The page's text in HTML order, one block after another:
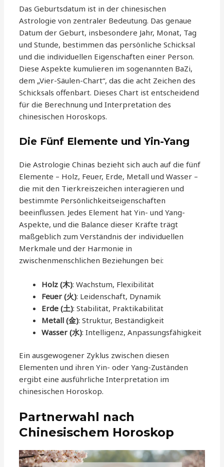
Das Geburtsdatum ist in der chinesischen
Astrologie von zentraler Bedeutung. Das genaue
Datum der Geburt, insbesondere Jahr, Monat, Tag
und Stunde, bestimmen das persönliche Schicksal
und die individuellen Eigenschaften einer Person.
Diese Aspekte kumulieren im sogenannten BaZi,
dem „Vier-Säulen-Chart“, das die acht Zeichen des
Schicksals offenbart. Dieses Chart ist entscheidend
für die Berechnung und Interpretation des
chinesischen Horoskops.
Die Fünf Elemente und Yin-Yang
Die Astrologie Chinas bezieht sich auch auf die fünf
Elemente – Holz, Feuer, Erde, Metall und Wasser –
die mit den Tierkreiszeichen interagieren und
bestimmte Persönlichkeitseigenschaften
beeinflussen. Jedes Element hat Yin- und Yang-
Aspekte, und die Balance dieser Kräfte trägt
maßgeblich zum Verständnis der individuellen
Merkmale und der Harmonie in
zwischenmenschlichen Beziehungen bei:
Holz (木): Wachstum, Flexibilität
Feuer (火): Leidenschaft, Dynamik
Erde (土): Stabilität, Praktikabilität
Metall (金): Struktur, Beständigkeit
Wasser (水): Intelligenz, Anpassungsfähigkeit
Ein ausgewogener Zyklus zwischen diesen
Elementen und ihren Yin- oder Yang-Zuständen
ergibt eine ausführliche Interpretation im
chinesischen Horoskop.
Partnerwahl nach
Chinesischem Horoskop